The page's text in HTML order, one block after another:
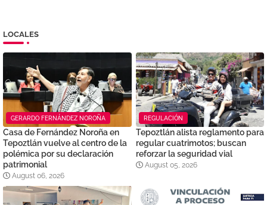
LOCALES
GERARDO FERNÁNDEZ NOROÑA
Casa de Fernández Noroña en
Tepoztlán vuelve al centro de la
polémica por su declaración
patrimonial
August 06, 2026
REGULACIÓN
Tepoztlán alista reglamento para
regular cuatrimotos; buscan
reforzar la seguridad vial
August 05, 2026